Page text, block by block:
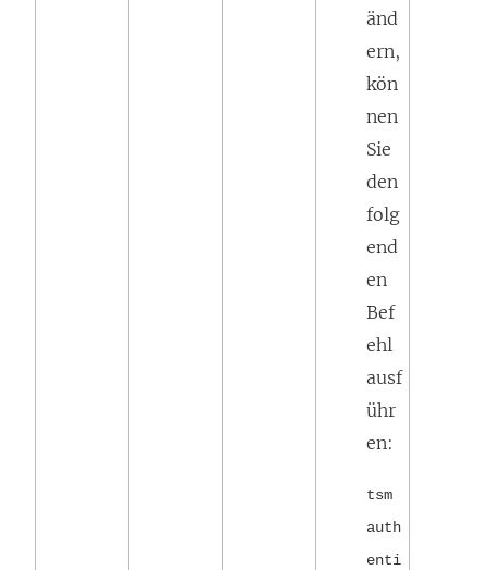
änd
ern,
kön
nen
Sie
den
folg
end
en
Bef
ehl
ausf
ühr
en:
tsm
auth
enti